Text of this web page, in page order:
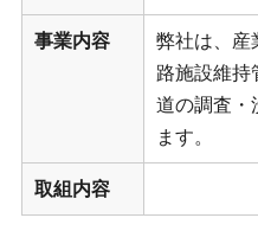
事業内容
弊社は、産
路施設維持
道の調査・
ます。
取組内容